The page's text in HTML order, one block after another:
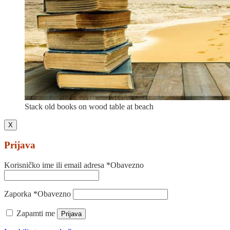
Stack old books on wood table at beach
X
Prijava
Korisničko ime ili email adresa *Obavezno
Zaporka *Obavezno
Zapamti me Prijava